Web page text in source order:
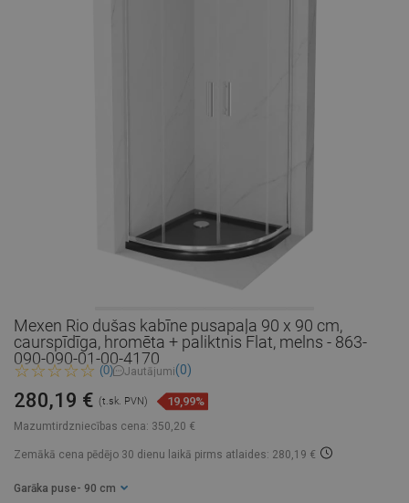
Mexen Rio dušas kabīne pusapaļa 90 x 90 cm,
caurspīdīga, hromēta + paliktnis Flat, melns - 863-
090-090-01-00-4170
(0) Jautājumi(0)
Mazumtirdzniecības cena: 350,20 €
280,19 € (t.sk. PVN) 19,99%
Zemākā cena pēdējo 30 dienu laikā pirms atlaides: 280,19 €
Garāka puse - 90 cm